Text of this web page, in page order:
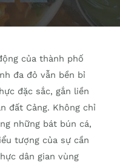
của thành phố
đa đỏ vẫn bền bỉ
đặc sắc, gắn liền
đất Cảng. Không chỉ
những bát bún cá,
tượng của sự cần
dân gian vùng